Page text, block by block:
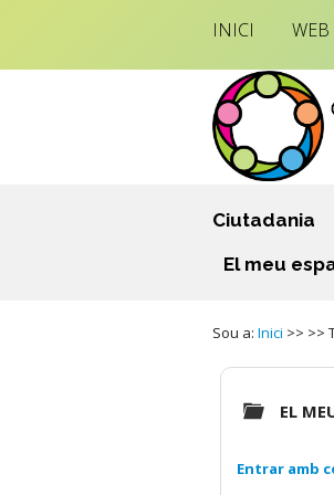
INICI
Ciutadania
El meu
Sou a: Inici >> >>
EL
Entrar amb